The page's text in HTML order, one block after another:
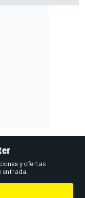
y ofertas
entrada.